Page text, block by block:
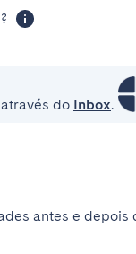
do Inbox.
antes e depois